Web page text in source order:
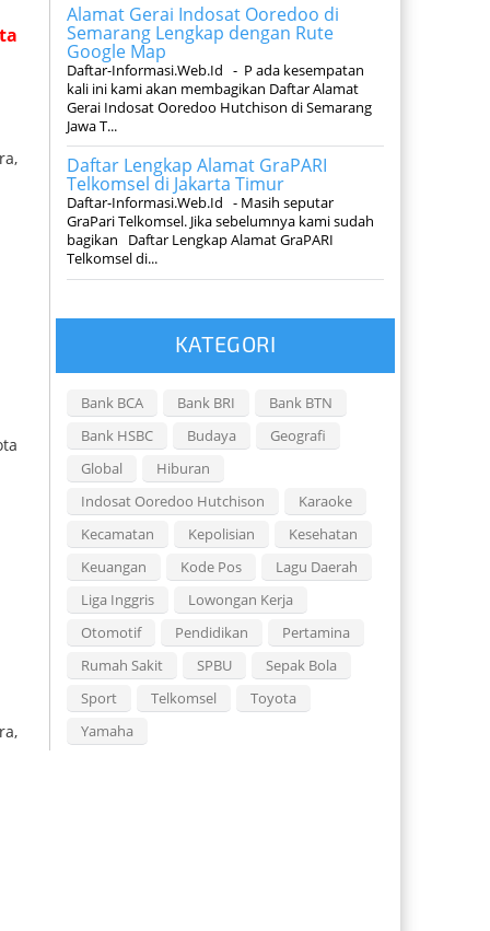
Alamat Gerai Indosat Ooredoo di
Semarang Lengkap dengan Rute
Google Map
Daftar-Informasi.Web.Id - P ada kesempatan
kali ini kami akan membagikan Daftar Alamat
Gerai Indosat Ooredoo Hutchison di Semarang
Jawa T...
Daftar Lengkap Alamat GraPARI
Telkomsel di Jakarta Timur
Daftar-Informasi.Web.Id - Masih seputar
GraPari Telkomsel. Jika sebelumnya kami sudah
bagikan Daftar Lengkap Alamat GraPARI
Telkomsel di...
KATEGORI
Bank BCA Bank BRI
Bank BTN
Bank HSBC
Budaya
Geografi
Global
Hiburan
Indosat Ooredoo Hutchison
Karaoke
Kecamatan
Kepolisian
Kesehatan
Keuangan
Kode Pos
Lagu Daerah
Liga Inggris
Lowongan Kerja
Otomotif
Pendidikan
Pertamina
Rumah Sakit
SPBU
Sepak Bola
Sport
Telkomsel
Toyota
Yamaha